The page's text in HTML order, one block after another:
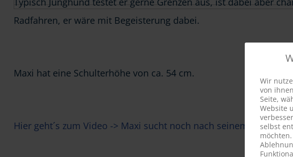
Radfahren, er wäre mit Begeisterung dabei.
Maxi hat eine Schulterhöhe von ca. 54 cm.
Hier geht´s zum Video -> Maxi sucht noch nach seinem Zuhause!
Wir
von
Seite,
Website
selbst